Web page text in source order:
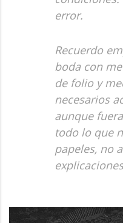
error.
Recuerdo
boda con
de folio y
necesarios
aunque
todo lo que
papeles, no